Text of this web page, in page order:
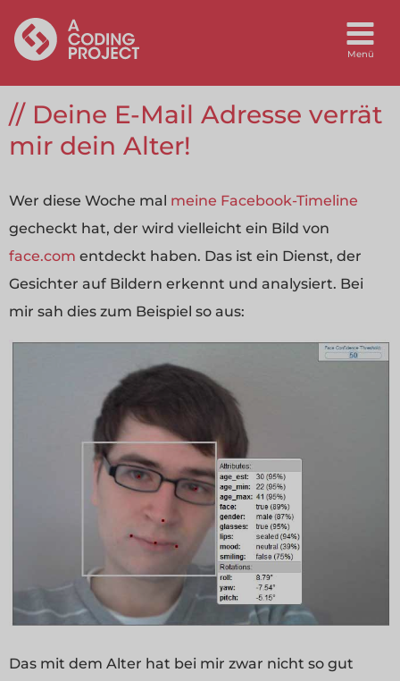
Deine E-Mail Adresse verrät
mir dein Alter!
Wer diese Woche mal meine Facebook-Timeline
gecheckt hat, der wird vielleicht ein Bild von
face.com entdeckt haben. Das ist ein Dienst, der
Gesichter auf Bildern erkennt und analysiert. Bei
mir sah dies zum Beispiel so aus:
Das mit dem Alter hat bei mir zwar nicht so gut